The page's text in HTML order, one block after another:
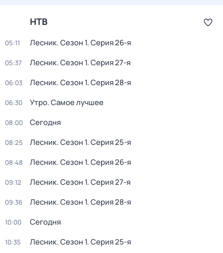
НТВ
05:11 Лесник. Сезон 1. Серия 26-я
05:37 Лесник. Сезон 1. Серия 27-я
06:03 Лесник. Сезон 1. Серия 28-я
06:30 Утро. Самое лучшее
08:00 Сегодня
08:25 Лесник. Сезон 1. Серия 25-я
08:48 Лесник. Сезон 1. Серия 26-я
09:12 Лесник. Сезон 1. Серия 27-я
09:36 Лесник. Сезон 1. Серия 28-я
10:00 Сегодня
10:35 Лесник. Сезон 1. Серия 25-я